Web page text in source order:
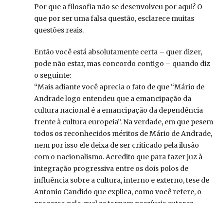
Por que a filosofia não se desenvolveu por aqui? O
que por ser uma falsa questão, esclarece muitas
questões reais.
Então você está absolutamente certa – quer dizer,
pode não estar, mas concordo contigo – quando diz
o seguinte:
“Mais adiante você aprecia o fato de que “Mário de
Andrade logo entendeu que a emancipação da
cultura nacional é a emancipação da dependência
frente à cultura europeia”. Na verdade, em que pesem
todos os reconhecidos méritos de Mário de Andrade,
nem por isso ele deixa de ser criticado pela ilusão
com o nacionalismo. Acredito que para fazer juz à
integração progressiva entre os dois polos de
influência sobre a cultura, interno e externo, tese de
Antonio Candido que explica, como você refere, o